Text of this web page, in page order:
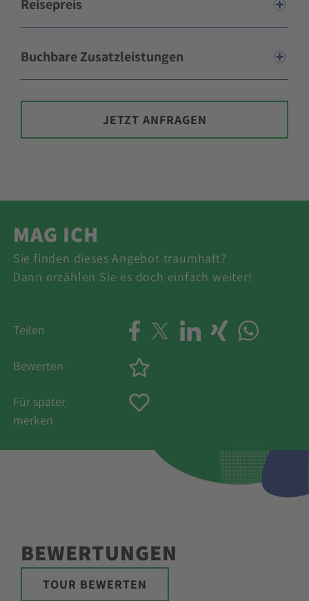
Reisepreis
Buchbare Zusatzleistungen
JETZT ANFRAGEN
MAG ICH
Sie finden dieses Angebot traumhaft?
Dann erzählen Sie es doch einfach weiter!
Teilen
Bewerten
Für später
merken
BEWERTUNGEN
TOUR BEWERTEN